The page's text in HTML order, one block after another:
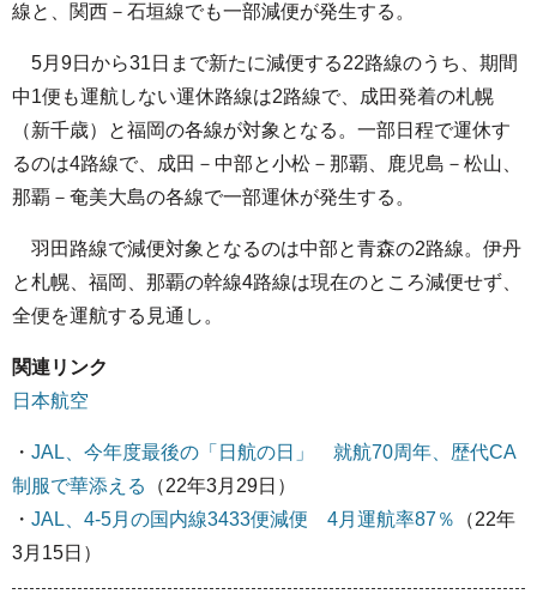
線と、関西－石垣線でも一部減便が発生する。
5月9日から31日まで新たに減便する22路線のうち、期間
中1便も運航しない運休路線は2路線で、成田発着の札幌
（新千歳）と福岡の各線が対象となる。一部日程で運休す
るのは4路線で、成田－中部と小松－那覇、鹿児島－松山、
那覇－奄美大島の各線で一部運休が発生する。
羽田路線で減便対象となるのは中部と青森の2路線。伊丹
と札幌、福岡、那覇の幹線4路線は現在のところ減便せず、
全便を運航する見通し。
関連リンク
日本航空
・ JAL、今年度最後の「日航の日」 就航70周年、歴代CA
制服で華添える
（22年3月29日）
・ JAL、4-5月の国内線3433便減便 4月運航率87％
（22年
3月15日）